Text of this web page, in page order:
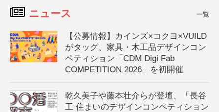
ニュース 一覧
【公募情報】カインズ×コクヨ×VUILD
がタッグ、家具・木工品デザインコン
ペティション「CDM Digi Fab
COMPETITION 2026」を初開催
乾久美子や藤本壮介らが登壇、「長谷
工 住まいのデザインコンペティション